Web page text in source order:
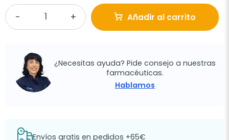
Añadir al carrito
¿Necesitas ayuda? Pide consejo a nuestras
farmacéuticas.
Hablamos
Envíos gratis en pedidos +65€